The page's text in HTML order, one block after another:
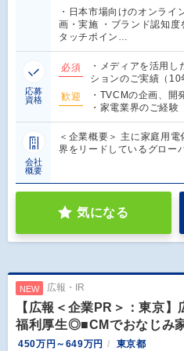
・日本市場向けのオンライ
画・実施 ・ブランド認知度
タッチポイン…
応募
資格
必須
・メディアを活用
ションのご実績（
歓迎
・TVCMの企画、開
・家電業界のご経
会社
概要
＜企業概要＞ 主に家庭用
界をリードしているグロー
気になる
NEW 広報・IR
【広報＜企業PR＞：東京
福利厚生◎■CMでおなじみ
450万円～649万円 東京都